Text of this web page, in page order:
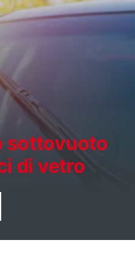
sottovuoto
di vetro